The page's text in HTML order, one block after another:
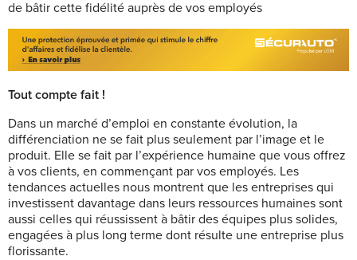
de bâtir cette fidélité auprès de vos employés
Tout compte fait !
Dans un marché d’emploi en constante évolution, la
différenciation ne se fait plus seulement par l’image et le
produit. Elle se fait par l’expérience humaine que vous offrez
à vos clients, en commençant par vos employés. Les
tendances actuelles nous montrent que les entreprises qui
investissent davantage dans leurs ressources humaines sont
aussi celles qui réussissent à bâtir des équipes plus solides,
engagées à plus long terme dont résulte une entreprise plus
florissante.